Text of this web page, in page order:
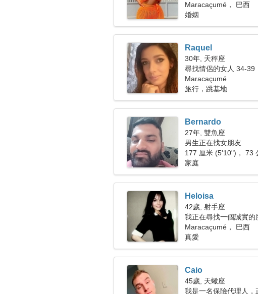
Maracaçumé， 巴西
婚姻
Raquel
30年, 天秤座
尋找情侶的女人 34-39
Maracaçumé
旅行，跳基地
Bernardo
27年, 雙魚座
男生正在找女朋友
177 厘米 (5'10")， 73
家庭
Heloisa
42歲, 射手座
我正在尋找一個誠實的
Maracaçumé， 巴西
真愛
Caio
45歲, 天蠍座
我是一名保險代理人